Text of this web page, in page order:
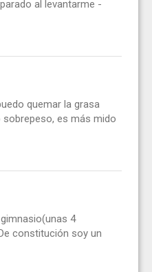
al levantarme -
quemar la grasa
sobrepeso, es más mido
4
constitución soy un